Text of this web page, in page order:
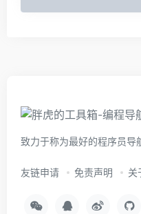
致力于称为最好的程序员导
友链申请 免责声明 关